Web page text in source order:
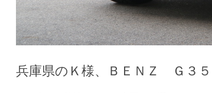
兵庫県のＫ様、ＢＥＮＺ Ｇ３５